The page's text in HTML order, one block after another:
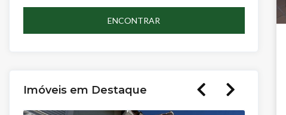
ENCONTRAR
Imóveis em Destaque